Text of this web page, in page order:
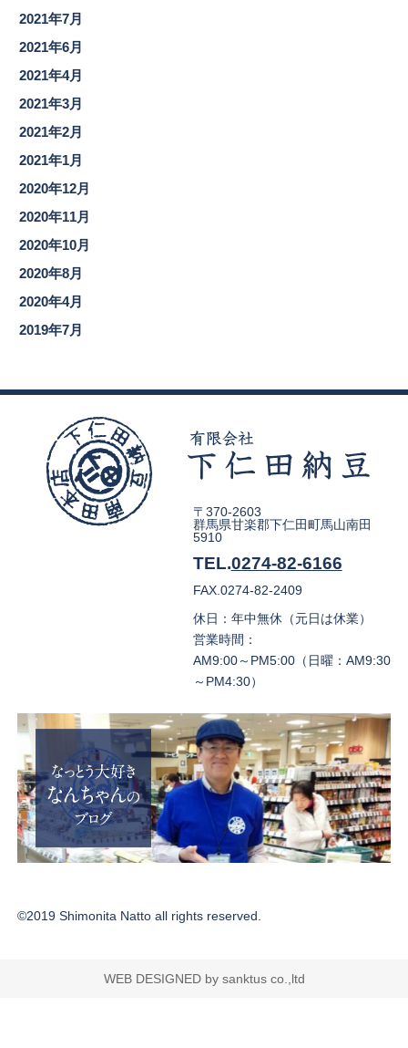
2021年7月
2021年6月
2021年4月
2021年3月
2021年2月
2021年1月
2020年12月
2020年11月
2020年10月
2020年8月
2020年4月
2019年7月
〒370-2603
群馬県甘楽郡下仁田町馬山南田
5910
TEL.0274-82-6166
FAX.0274-82-2409
休日：年中無休（元日は休業）
営業時間：
AM9:00～PM5:00（日曜：AM9:30
～PM4:30）
©2019 Shimonita Natto all rights reserved.
WEB DESIGNED by sanktus co.,ltd